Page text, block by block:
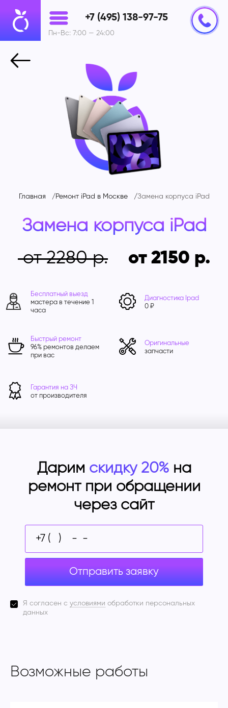
+7 (495) 138-97-75
Пн-Вс: 7:00 — 24:00
Главная Ремонт iPad в Москве Замена корпуса iPad
Замена корпуса iPad
от 2280
от 2150
Бесплатный выезд
мастера в течение 1
часа
Диагностика Ipad
0 ₽
Быстрый ремонт
96% ремонтов делаем
при вас
Оригинальные
запчасти
Гарантия на ЗЧ
от производителя
Дарим скидку 20%на
ремонт при обращении
через сайт
Отправить заявку
Я согласен с условиями обработки персональных
данных
Возможные работы